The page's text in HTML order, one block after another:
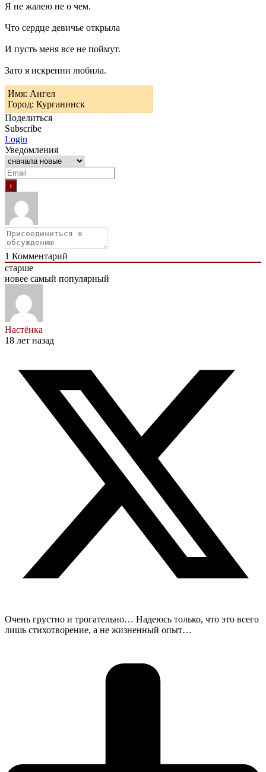
Я не жалею не о чем.
Что сердце девичье открыла
И пусть меня все не поймут.
Зато я искренни любила.
Имя: Ангел
Город: Курганинск
Поделиться
Subscribe
Login
Уведомления
1 Комментарий
старше
новее самый популярный
Настёнка
18 лет назад
Очень грустно и трогательно… Надеюсь только, что это всего
лишь стихотворение, а не жизненный опыт…